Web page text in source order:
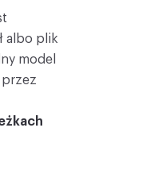
albo plik
model
przez